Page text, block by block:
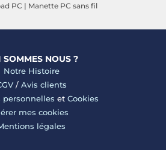
PC | Manette PC sans fil
SOMMES NOUS ?
Notre Histoire
/ Avis clients
personnelles et Cookies
mes cookies
légales